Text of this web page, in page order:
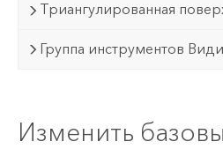
Триангулированная
Группа инструментов
Изменить